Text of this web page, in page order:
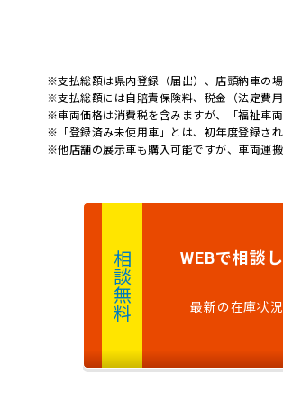
※支払総額は県内登録（届出）、店頭納車の
※支払総額には自賠責保険料、税金（法定費
※車両価格は消費税を含みますが、「福祉車両
※「登録済み未使用車」とは、初年度登録さ
※他店舗の展示車も購入可能ですが、車両運搬
相談無料 WEBで相談
最新の在庫状